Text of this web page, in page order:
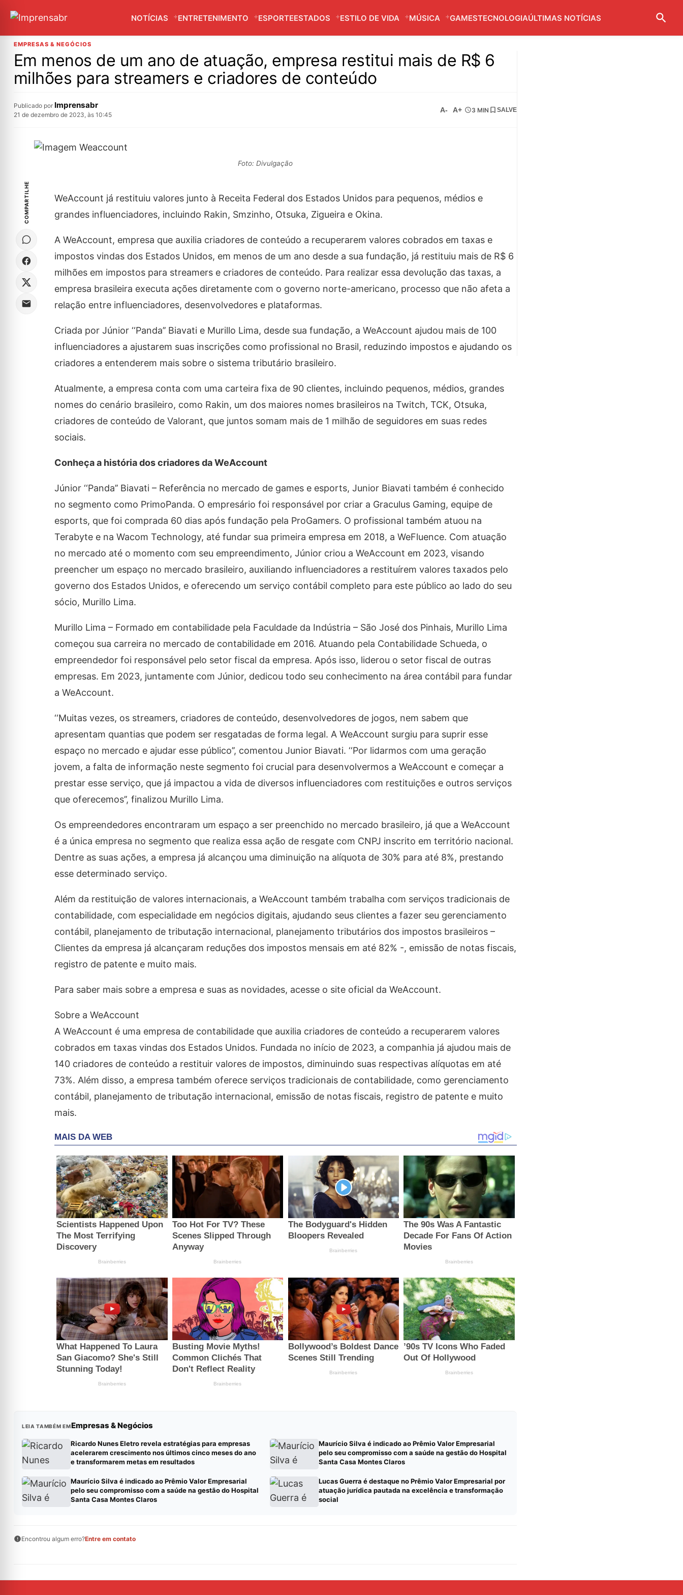
NOTÍCIAS ENTRETENIMENTO ESPORTEESTADOS ESTILO DE VIDA MÚSICA GAMESTECNOLOGIAÚLTIMAS NOTÍCIAS
EMPRESAS & NEGÓCIOS
Em menos de um ano de atuação, empresa restitui mais de R$ 6
milhões para streamers e criadores de conteúdo
Publicado por Imprensabr
21 de dezembro de 2023, às 10:45
A- A+ 3 MIN SALVE
Foto: Divulgação
COMPARTILHE
WeAccount já restituiu valores junto à Receita Federal dos Estados Unidos para pequenos, médios e
grandes influenciadores, incluindo Rakin, Smzinho, Otsuka, Zigueira e Okina.
A WeAccount, empresa que auxilia criadores de conteúdo a recuperarem valores cobrados em taxas e
impostos vindas dos Estados Unidos, em menos de um ano desde a sua fundação, já restituiu mais de R$ 6
milhões em impostos para streamers e criadores de conteúdo. Para realizar essa devolução das taxas, a
empresa brasileira executa ações diretamente com o governo norte-americano, processo que não afeta a
relação entre influenciadores, desenvolvedores e plataformas.
Criada por Júnior ‘‘Panda’’ Biavati e Murillo Lima, desde sua fundação, a WeAccount ajudou mais de 100
influenciadores a ajustarem suas inscrições como profissional no Brasil, reduzindo impostos e ajudando os
criadores a entenderem mais sobre o sistema tributário brasileiro.
Atualmente, a empresa conta com uma carteira fixa de 90 clientes, incluindo pequenos, médios, grandes
nomes do cenário brasileiro, como Rakin, um dos maiores nomes brasileiros na Twitch, TCK, Otsuka,
criadores de conteúdo de Valorant, que juntos somam mais de 1 milhão de seguidores em suas redes
sociais.
Conheça a história dos criadores da WeAccount
Júnior ‘‘Panda’’ Biavati – Referência no mercado de games e esports, Junior Biavati também é conhecido
no segmento como PrimoPanda. O empresário foi responsável por criar a Graculus Gaming, equipe de
esports, que foi comprada 60 dias após fundação pela ProGamers. O profissional também atuou na
Terabyte e na Wacom Technology, até fundar sua primeira empresa em 2018, a WeFluence. Com atuação
no mercado até o momento com seu empreendimento, Júnior criou a WeAccount em 2023, visando
preencher um espaço no mercado brasileiro, auxiliando influenciadores a restituírem valores taxados pelo
governo dos Estados Unidos, e oferecendo um serviço contábil completo para este público ao lado do seu
sócio, Murillo Lima.
Murillo Lima – Formado em contabilidade pela Faculdade da Indústria – São José dos Pinhais, Murillo Lima
começou sua carreira no mercado de contabilidade em 2016. Atuando pela Contabilidade Schueda, o
empreendedor foi responsável pelo setor fiscal da empresa. Após isso, liderou o setor fiscal de outras
empresas. Em 2023, juntamente com Júnior, dedicou todo seu conhecimento na área contábil para fundar
a WeAccount.
‘‘Muitas vezes, os streamers, criadores de conteúdo, desenvolvedores de jogos, nem sabem que
apresentam quantias que podem ser resgatadas de forma legal. A WeAccount surgiu para suprir esse
espaço no mercado e ajudar esse público’’, comentou Junior Biavati. ‘‘Por lidarmos com uma geração
jovem, a falta de informação neste segmento foi crucial para desenvolvermos a WeAccount e começar a
prestar esse serviço, que já impactou a vida de diversos influenciadores com restituições e outros serviços
que oferecemos’’, finalizou Murillo Lima.
Os empreendedores encontraram um espaço a ser preenchido no mercado brasileiro, já que a WeAccount
é a única empresa no segmento que realiza essa ação de resgate com CNPJ inscrito em território nacional.
Dentre as suas ações, a empresa já alcançou uma diminuição na alíquota de 30% para até 8%, prestando
esse determinado serviço.
Além da restituição de valores internacionais, a WeAccount também trabalha com serviços tradicionais de
contabilidade, com especialidade em negócios digitais, ajudando seus clientes a fazer seu gerenciamento
contábil, planejamento de tributação internacional, planejamento tributários dos impostos brasileiros –
Clientes da empresa já alcançaram reduções dos impostos mensais em até 82% -, emissão de notas fiscais,
registro de patente e muito mais.
Para saber mais sobre a empresa e suas as novidades, acesse o site oficial da WeAccount.
Sobre a WeAccount
A WeAccount é uma empresa de contabilidade que auxilia criadores de conteúdo a recuperarem valores
cobrados em taxas vindas dos Estados Unidos. Fundada no início de 2023, a companhia já ajudou mais de
140 criadores de conteúdo a restituir valores de impostos, diminuindo suas respectivas alíquotas em até
73%. Além disso, a empresa também oferece serviços tradicionais de contabilidade, como gerenciamento
contábil, planejamento de tributação internacional, emissão de notas fiscais, registro de patente e muito
mais.
LEIA TAMBÉM EMEmpresas & Negócios
Ricardo Nunes Eletro revela estratégias para empresas
acelerarem crescimento nos últimos cinco meses do ano
e transformarem metas em resultados
Maurício Silva é indicado ao Prêmio Valor Empresarial
pelo seu compromisso com a saúde na gestão do Hospital
Santa Casa Montes Claros
Maurício Silva é indicado ao Prêmio Valor Empresarial
pelo seu compromisso com a saúde na gestão do Hospital
Santa Casa Montes Claros
Lucas Guerra é destaque no Prêmio Valor Empresarial por
atuação jurídica pautada na excelência e transformação
social
Encontrou algum erro?Entre em contato